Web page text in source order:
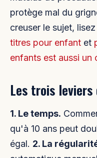
protège mal du
creuser le sujet, lisez
titres pour enfant et
enfants est aussi
Les trois
1. Le temps.
qu'à 10 ans peut
égal. 2. La